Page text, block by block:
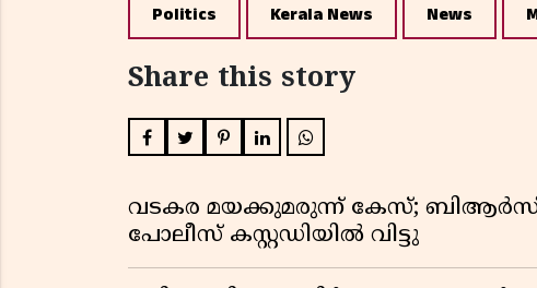
Politics Kerala News News
Share this story
വടകര മയക്കുമരുന്ന് കേസ്;
പോലീസ് കസ്റ്റഡിയിൽ വിട്ടു